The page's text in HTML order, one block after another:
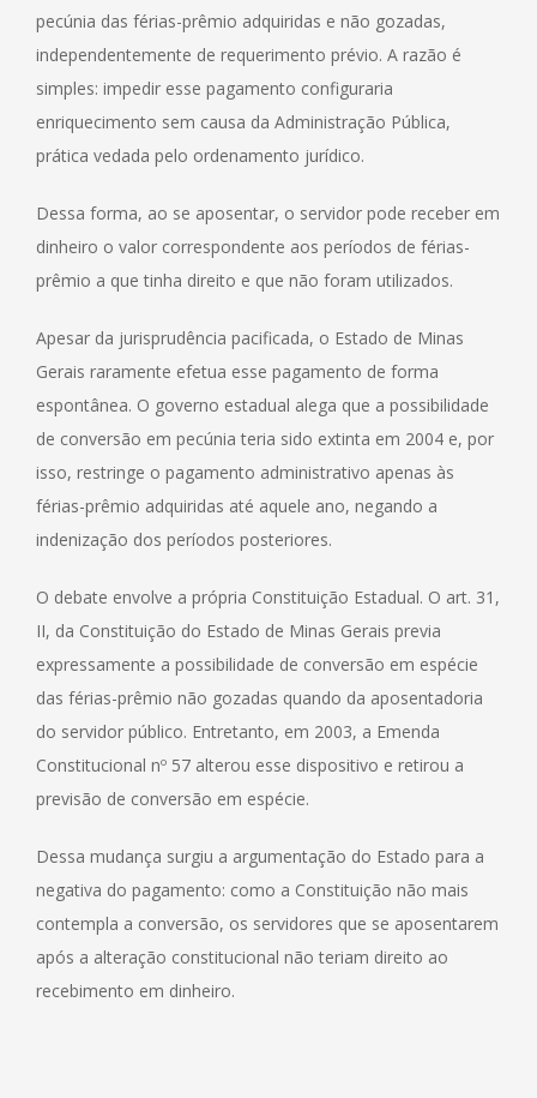
pecúnia das férias-prêmio adquiridas e não gozadas,
independentemente de requerimento prévio. A razão é
simples: impedir esse pagamento configuraria
enriquecimento sem causa da Administração Pública,
prática vedada pelo ordenamento jurídico.
Dessa forma, ao se aposentar, o servidor pode receber em
dinheiro o valor correspondente aos períodos de férias-
prêmio a que tinha direito e que não foram utilizados.
Apesar da jurisprudência pacificada, o Estado de Minas
Gerais raramente efetua esse pagamento de forma
espontânea. O governo estadual alega que a possibilidade
de conversão em pecúnia teria sido extinta em 2004 e, por
isso, restringe o pagamento administrativo apenas às
férias-prêmio adquiridas até aquele ano, negando a
indenização dos períodos posteriores.
O debate envolve a própria Constituição Estadual. O art. 31,
II, da Constituição do Estado de Minas Gerais previa
expressamente a possibilidade de conversão em espécie
das férias-prêmio não gozadas quando da aposentadoria
do servidor público. Entretanto, em 2003, a Emenda
Constitucional nº 57 alterou esse dispositivo e retirou a
previsão de conversão em espécie.
Dessa mudança surgiu a argumentação do Estado para a
negativa do pagamento: como a Constituição não mais
contempla a conversão, os servidores que se aposentarem
após a alteração constitucional não teriam direito ao
recebimento em dinheiro.